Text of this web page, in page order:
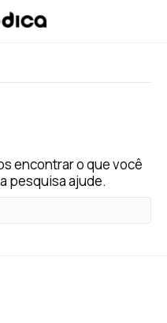
encontrar o que você
pesquisa ajude.